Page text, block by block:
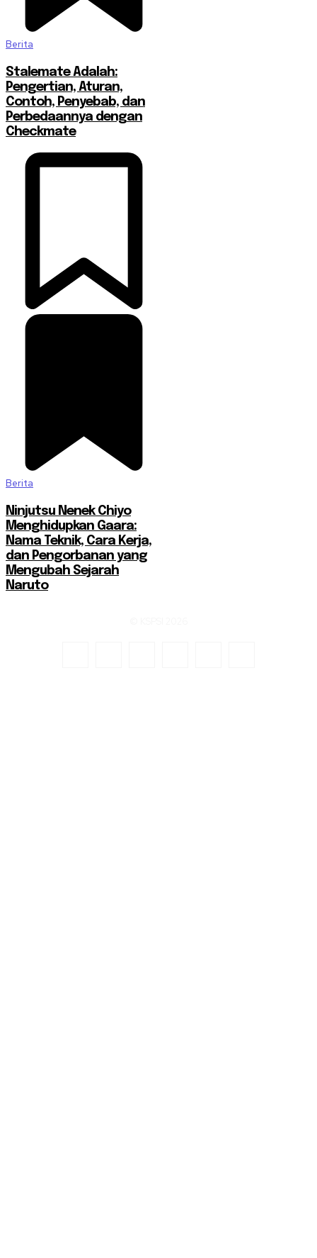
Berita
Stalemate Adalah:
Pengertian, Aturan,
Contoh, Penyebab, dan
Perbedaannya dengan
Checkmate
Berita
Ninjutsu Nenek Chiyo
Menghidupkan Gaara:
Nama Teknik, Cara Kerja,
dan Pengorbanan yang
Mengubah Sejarah
Naruto